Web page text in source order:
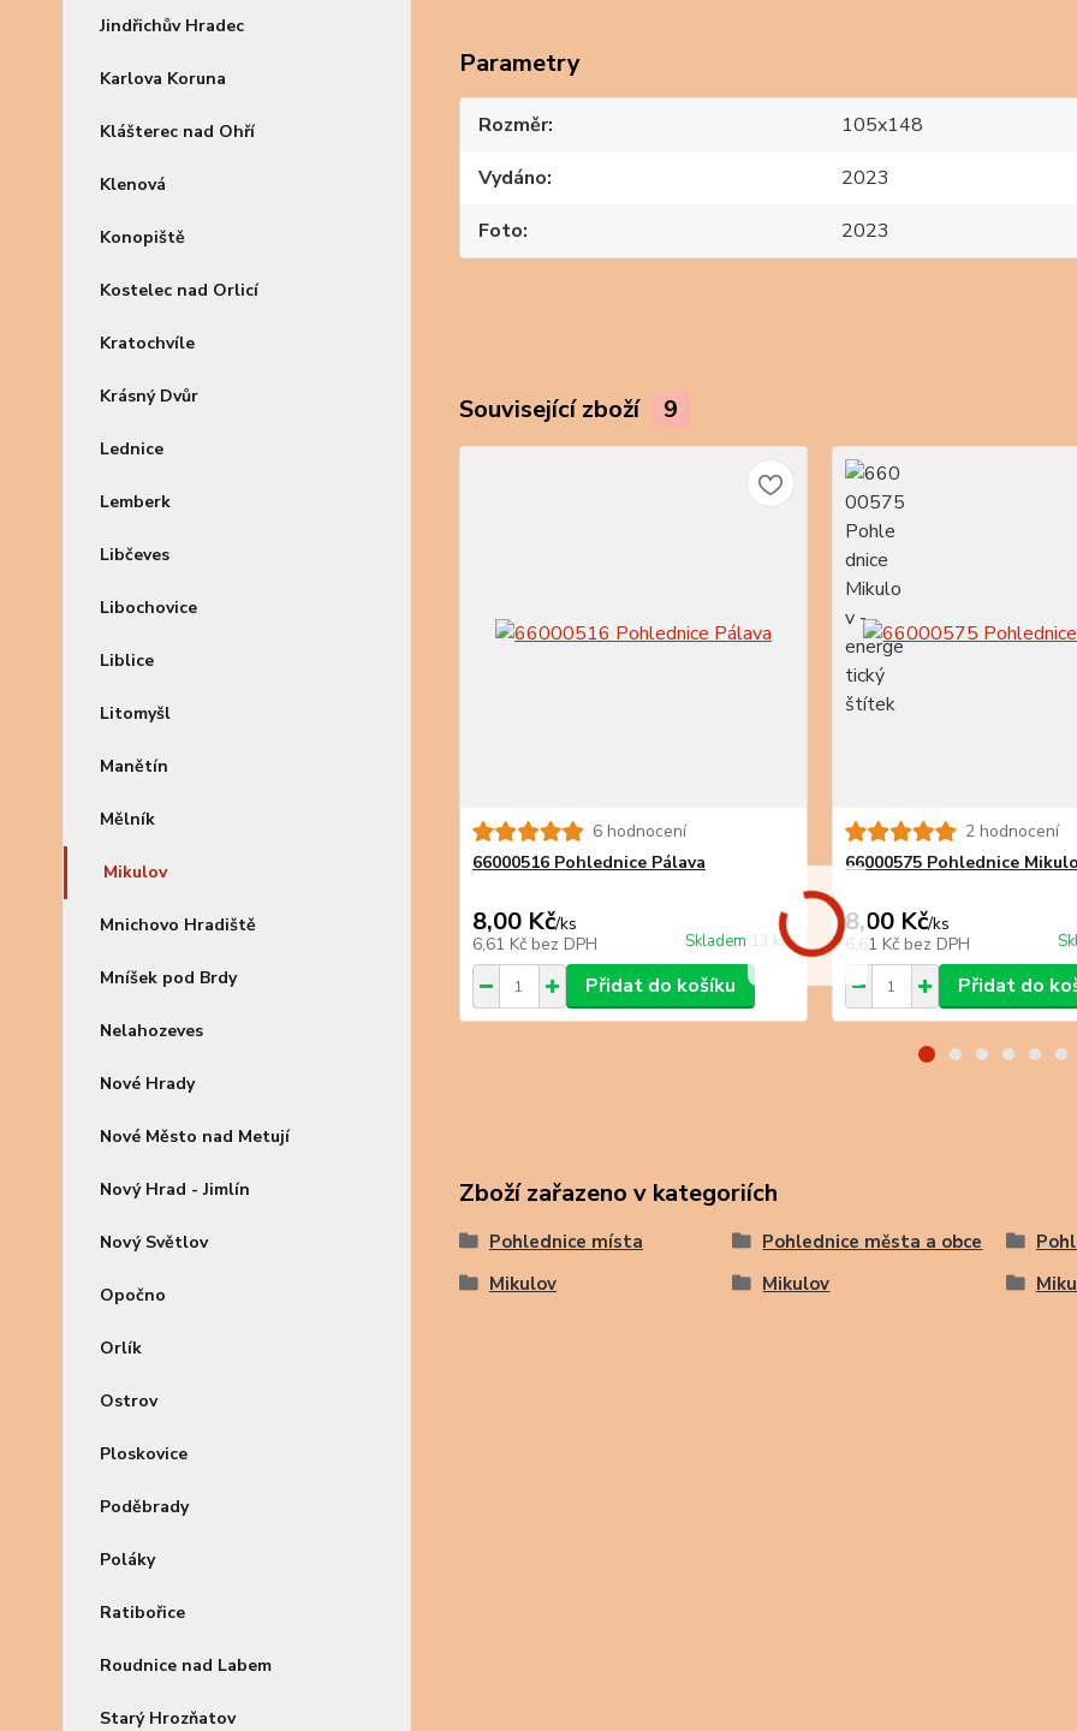
Jindřichův Hradec
Karlova Koruna
Klášterec nad Ohří
Klenová
Konopiště
Kostelec nad Orlicí
Kratochvíle
Krásný Dvůr
Lednice
Lemberk
Libčeves
Libochovice
Liblice
Litomyšl
Manětín
Mělník
Mikulov
Mnichovo Hradiště
Mníšek pod Brdy
Nelahozeves
Nové Hrady
Nové Město nad Metují
Nový Hrad - Jimlín
Nový Světlov
Opočno
Orlík
Ostrov
Ploskovice
Poděbrady
Poláky
Ratibořice
Roudnice nad Labem
Starý Hrozňatov
Parametry
Rozměr
105x148
Vydáno
2023
Foto
2023
Související zboží 9
6 hodnocení
66000516 Pohlednice Pálava
8,00 Kč/ks
6,61 Kč bez DPH Skladem 13 ks
Přidat do košíku
2 hodnocení
66000575 Pohlednice
8,00 Kč/ks
6,61 Kč bez DPH
Přidat do
Zboží zařazeno v kategoriích
Pohlednice místa Pohlednice města a obce
Mikulov
Mikulov